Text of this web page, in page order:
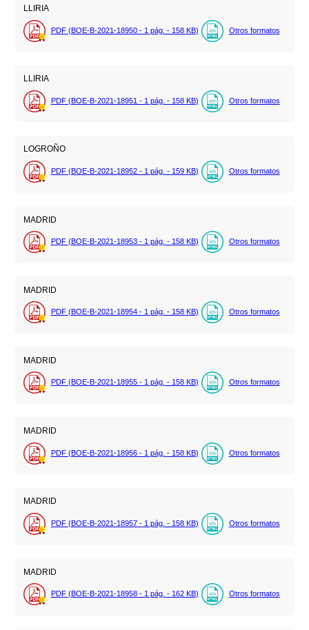
LLIRIA
PDF (BOE-B-2021-18950 - 1 pág. - 158 KB) Otros formatos
LLIRIA
PDF (BOE-B-2021-18951 - 1 pág. - 158 KB) Otros formatos
LOGROÑO
PDF (BOE-B-2021-18952 - 1 pág. - 159 KB) Otros formatos
MADRID
PDF (BOE-B-2021-18953 - 1 pág. - 158 KB) Otros formatos
MADRID
PDF (BOE-B-2021-18954 - 1 pág. - 158 KB) Otros formatos
MADRID
PDF (BOE-B-2021-18955 - 1 pág. - 158 KB) Otros formatos
MADRID
PDF (BOE-B-2021-18956 - 1 pág. - 158 KB) Otros formatos
MADRID
PDF (BOE-B-2021-18957 - 1 pág. - 158 KB) Otros formatos
MADRID
PDF (BOE-B-2021-18958 - 1 pág. - 162 KB) Otros formatos